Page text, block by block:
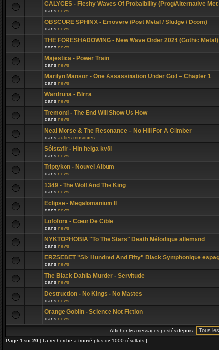
CALYCES - Fleshy Waves Of Probaibility (Prog/Alternative Met
dans news
OBSCURE SPHINX - Emovere (Post Metal / Sludge / Doom)
dans news
THE FORESHADOWING - New Wave Order 2024 (Gothic Metal)
dans news
Majestica - Power Train
dans news
Marilyn Manson - One Assassination Under God – Chapter 1
dans news
Wardruna - Birna
dans news
Tremonti - The End Will Show Us How
dans news
Neal Morse & The Resonance – No Hill For A Climber
dans autres musiques
Sólstafir - Hin helga kvöl
dans news
Triptykon - Nouvel Album
dans news
1349 - The Wolf And The King
dans news
Eclipse - Megalomanium II
dans news
Lofofora - Cœur De Cible
dans news
NYKTOPHOBIA "To The Stars" Death Mélodique allemand
dans news
ERZSEBET "Six Hundred And Fifty" Black Symphonique
dans news
The Black Dahlia Murder - Servitude
dans news
Destruction - No Kings - No Mastes
dans news
Orange Goblin - Science Not Fiction
dans news
Afficher les messages postés depuis:
Page 1 sur20 [ La recherche a trouvé plus de 1000 résultats ]